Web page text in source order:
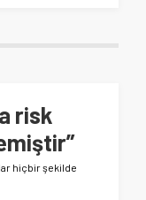
risk
hiçbir şekilde